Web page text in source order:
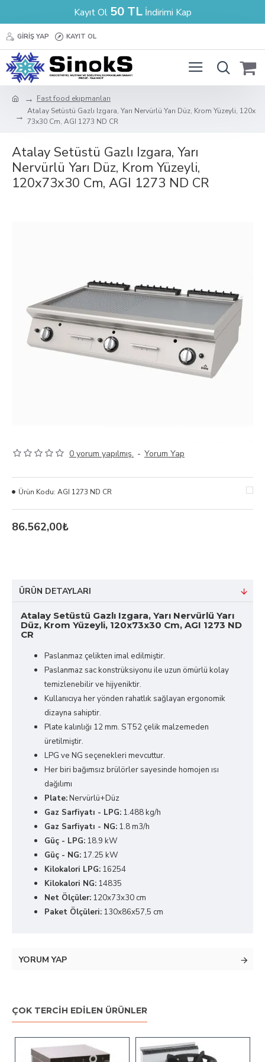
Kayıt Ol 50 TLİndirimi Kap
GIRIŞ YAP KAYIT OL
Fast food ekıpmanları
Atalay Setüstü Gazlı Izgara, Yarı Nervürlü Yarı Düz, Krom Yüzeyli, 120x
73x30 Cm, AGI 1273 ND CR
Atalay Setüstü Gazlı Izgara, Yarı
Nervürlü Yarı Düz, Krom Yüzeyli,
120x73x30 Cm, AGI 1273 ND CR
0 yorum yapılmış. - Yorum Yap
86.562,00₺
Ürün Kodu: AGI 1273 ND CR
ÜRÜN DETAYLARI
Atalay Setüstü Gazlı Izgara, Yarı Nervürlü Yarı
Düz, Krom Yüzeyli, 120x73x30 Cm, AGI 1273 ND
CR
Paslanmaz çelikten imal edilmiştir.
Paslanmaz sac konstrüksiyonu ile uzun ömürlü kolay
temizlenebilir ve hijyeniktir.
Kullanıcıya her yönden rahatlık sağlayan ergonomik
dizayna sahiptir.
Plate kalınlığı 12 mm. ST52 çelik malzemeden
üretilmiştir.
LPG ve NG seçenekleri mevcuttur.
Her biri bağımsız brülörler sayesinde homojen ısı
dağılımı
Plate:Nervürlü+Düz
Gaz Sarfiyatı - LPG: 1.488 kg/h
Gaz Sarfiyatı - NG: 1.8 m3/h
Güç - LPG: 18.9 kW
Güç - NG: 17.25 kW
Kilokalori LPG: 16254
Kilokalori NG: 14835
Net Ölçüler: 120x73x30 cm
Paket Ölçüleri: 130x86x57,5 cm
YORUM YAP
ÇOK TERCIH EDILEN ÜRÜNLER